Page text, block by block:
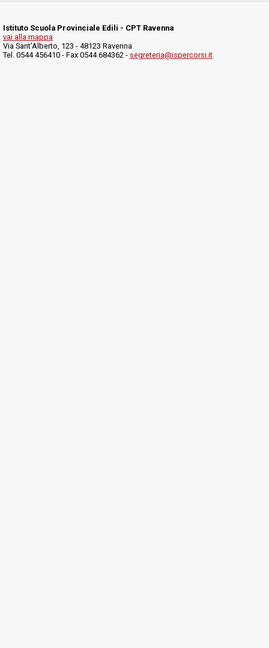
Istituto Scuola Provinciale Edili - CPT Ravenna
vai alla mappa
Via Sant'Alberto, 123 - 48123 Ravenna
Tel. 0544 456410 - Fax 0544 684362 - segreteria@ispercorsi.it